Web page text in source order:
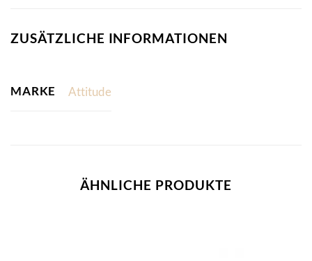
ZUSÄTZLICHE INFORMATIONEN
MARKE Attitude
ÄHNLICHE PRODUKTE